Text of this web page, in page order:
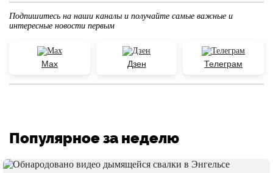
Подпишитесь на наши каналы и получайте самые важные и
интересные новости первым
Max Дзен Телеграм
Популярное за неделю